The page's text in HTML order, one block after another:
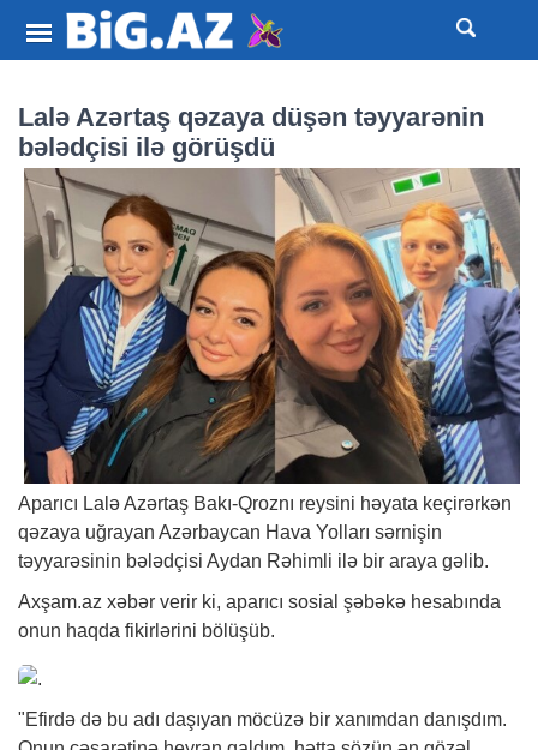
Lalə Azərtaş qəzaya düşən təyyarənin
bələdçisi ilə görüşdü
Aparıcı Lalə Azərtaş Bakı-Qroznı reysini həyata keçirərkən
qəzaya uğrayan Azərbaycan Hava Yolları sərnişin
təyyarəsinin bələdçisi Aydan Rəhimli ilə bir araya gəlib.
Axşam.az xəbər verir ki, aparıcı sosial şəbəkə hesabında
onun haqda fikirlərini bölüşüb.
"Efirdə də bu adı daşıyan möcüzə bir xanımdan danışdım.